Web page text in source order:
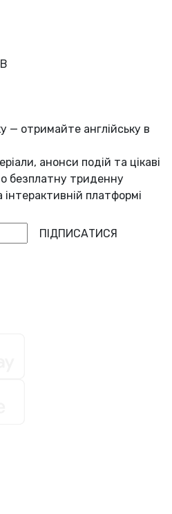
— отримайте англійську в
анонси подій та цікаві
безплатну триденну
інтерактивній платформі
ПІДПИСАТИСЯ